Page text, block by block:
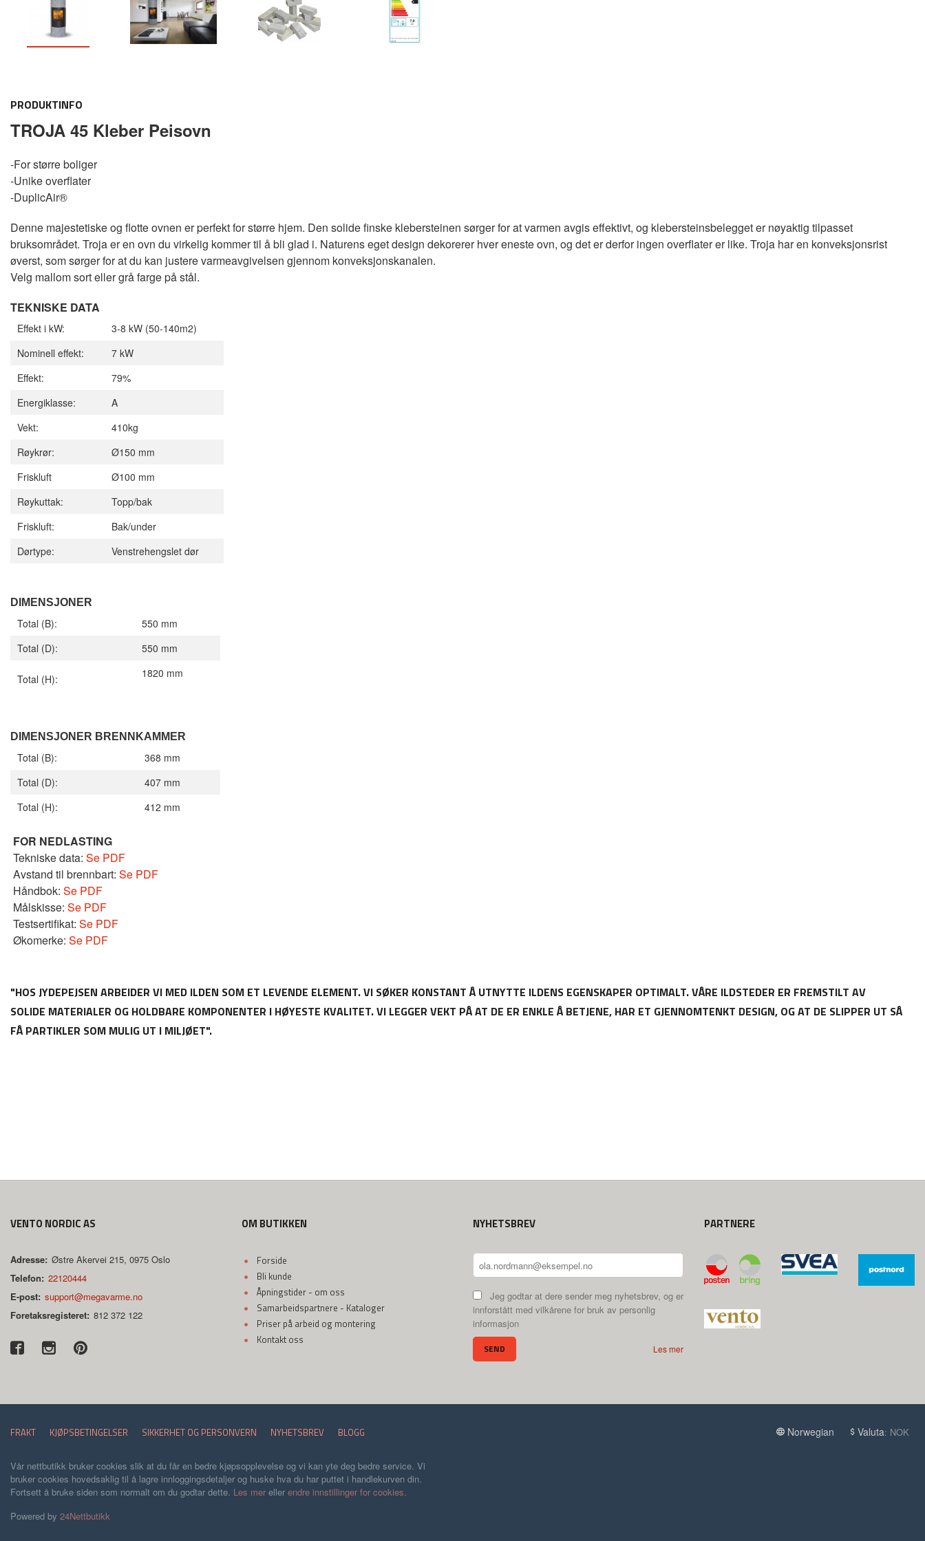
PRODUKTINFO
TROJA 45 Kleber Peisovn
-For større boliger
-Unike overflater
-DuplicAir®
Denne majestetiske og flotte ovnen er perfekt for større hjem. Den solide finske klebersteinen sørger for at varmen avgis effektivt, og klebersteinsbelegget er nøyaktig tilpasset
bruksområdet. Troja er en ovn du virkelig kommer til å bli glad i. Naturens eget design dekorerer hver eneste ovn, og det er derfor ingen overflater er like. Troja har en konveksjonsrist
øverst, som sørger for at du kan justere varmeavgivelsen gjennom konveksjonskanalen.
Velg mallom sort eller grå farge på stål.
TEKNISKE DATA
Effekt i kW:
3-8 kW (50-140m2)
Nominell effekt:
7 kW
Effekt:
79%
Energiklasse:
A
Vekt:
410kg
Røykrør:
Ø150 mm
Friskluft
Ø100 mm
Røykuttak:
Topp/bak
Friskluft:
Bak/under
Dørtype:
Venstrehengslet dør
DIMENSJONER
Total (B):
550 mm
Total (D):
550 mm
Total (H): 1820 mm
DIMENSJONER BRENNKAMMER
Total (B):
368 mm
Total (D):
407 mm
Total (H):
412 mm
FOR NEDLASTING
Tekniske data: Se PDF
Avstand til brennbart: Se PDF
Håndbok: Se PDF
Målskisse: Se PDF
Testsertifikat: Se PDF
Økomerke: Se PDF
"HOS JYDEPEJSEN ARBEIDER VI MED ILDEN SOM ET LEVENDE ELEMENT. VI SØKER KONSTANT Å UTNYTTE ILDENS EGENSKAPER OPTIMALT. VÅRE ILDSTEDER ER FREMSTILT AV
SOLIDE MATERIALER OG HOLDBARE KOMPONENTER I HØYESTE KVALITET. VI LEGGER VEKT PÅ AT DE ER ENKLE Å BETJENE, HAR ET GJENNOMTENKT DESIGN, OG AT DE SLIPPER UT SÅ
FÅ PARTIKLER SOM MULIG UT I MILJØET".
VENTO NORDIC AS
Adresse: Østre Akervei 215, 0975 Oslo
Telefon: 22120444
E-post: support@megavarme.no
Foretaksregisteret: 812 372 122
OM BUTIKKEN
Forside
Bli kunde
Åpningstider - om oss
Samarbeidspartnere - Kataloger
Priser på arbeid og montering
Kontakt oss
NYHETSBREV
Jeg godtar at dere sender meg nyhetsbrev, og er
innforstått med vilkårene for bruk av personlig
informasjon
Les mer
PARTNERE
Norwegian Valuta: NOK
FRAKT KJØPSBETINGELSER SIKKERHET OG PERSONVERN NYHETSBREV BLOGG
Vår nettbutikk bruker cookies slik at du får en bedre kjøpsopplevelse og vi kan yte deg bedre service. Vi
bruker cookies hovedsaklig til å lagre innloggingsdetaljer og huske hva du har puttet i handlekurven din.
Fortsett å bruke siden som normalt om du godtar dette. Les mer eller endre innstillinger for cookies.
Powered by 24Nettbutikk